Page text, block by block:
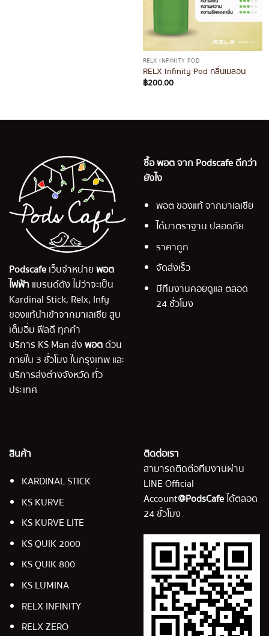
RELX INFINITY POD
RELX Infinity Pod กลิ่นเมลอน
฿200.00
Podscafeเว็บจำหน่ายพอต
ไฟฟ้า แบรนด์ดัง ไม่ว่าจะเป็น
Kardinal Stick, Relx, Infy
ของแท้นำเข้าจากมาเลเซีย สูบ
เต็มอิ่ม ฟีลดี ทุกคำ
บริการ KS Man ส่งพอตด่วน
ภายใน 3 ชั่วโมง ในกรุงเทพ และ
บริการส่งต่างจังหวัด ทั่ว
ประเทศ
ซื้อ พอต จาก Podscafe ดีกว่า
ยังไง
พอต ของแท้ จากมาเลเซีย
ได้มาตราฐาน ปลอดภัย
ราคาถูก
จัดส่งเร็ว
มีทีมงานคอยดูแล ตลอด
24 ชั่วโมง
สินค้า
KARDINAL STICK
KS KURVE
KS KURVE LITE
KS QUIK 2000
KS QUIK 800
KS LUMINA
RELX INFINITY
RELX ZERO
ติดต่อเรา
สามารถติดต่อทีมงานผ่าน
LINE Official
Account@PodsCafeได้ตลอด
24 ชั่วโมง